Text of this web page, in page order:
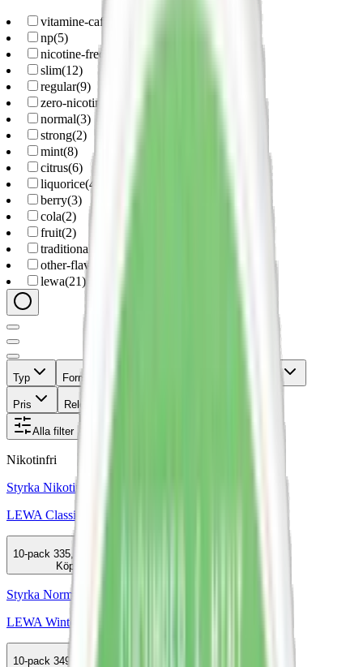
vitamine-caffeine-pouches
np(5)
nicotine-free-pouches
slim(12)
regular(9)
zero-nicotine
normal(3)
strong(2)
mint(8)
citrus(6)
liquorice(4
berry(3)
cola(2)
fruit(2)
traditional
other-flavor
lewa(21)
Typ Format
Pris Relevans
Alla filter
Nikotinfri
Styrka Nikotinfri · Large
LEWA Classic Taste of Tobacco No Nico
10-pack 335,90 kr
Köp
Styrka Normal · Slim
LEWA Wintermint
10-pack 349,50 kr